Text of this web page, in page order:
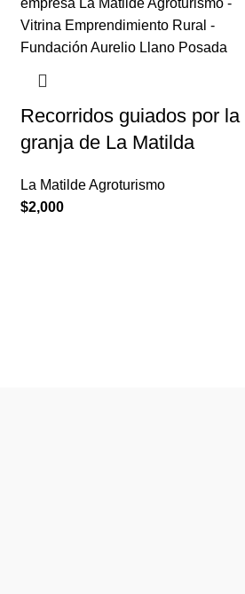
Recorridos guiados por la
granja de La Matilda
La Matilde Agroturismo
$2,000